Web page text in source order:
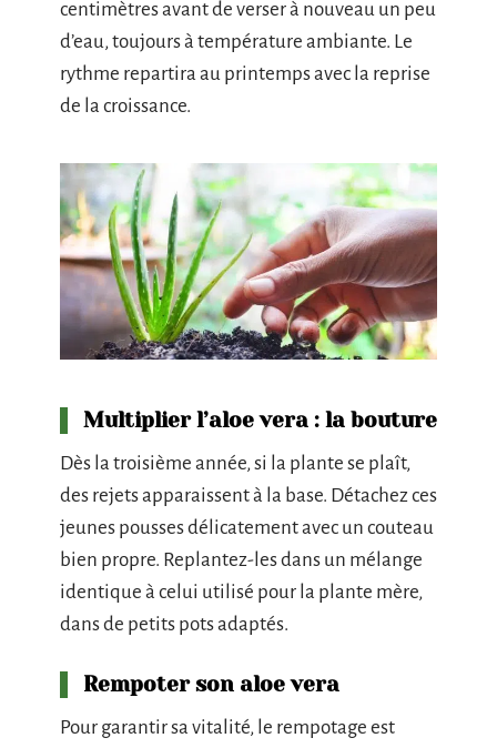
centimètres avant de verser à nouveau un peu
d’eau, toujours à température ambiante. Le
rythme repartira au printemps avec la reprise
de la croissance.
Multiplier l’aloe vera : la bouture
Dès la troisième année, si la plante se plaît,
des rejets apparaissent à la base. Détachez ces
jeunes pousses délicatement avec un couteau
bien propre. Replantez-les dans un mélange
identique à celui utilisé pour la plante mère,
dans de petits pots adaptés.
Rempoter son aloe vera
Pour garantir sa vitalité, le rempotage est